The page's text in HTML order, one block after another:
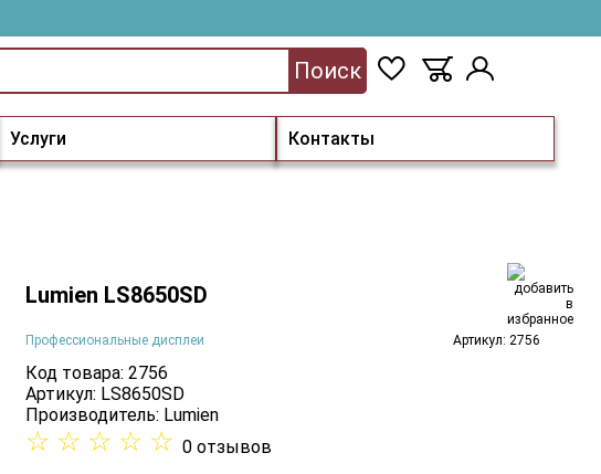
Услуги Контакты
Поиск
Lumien LS8650SD
Профессиональные дисплеи Артикул: 2756
Код товара: 2756
Артикул: LS8650SD
Производитель: Lumien
☆ ☆ ☆ ☆ ☆ 0 отзывов